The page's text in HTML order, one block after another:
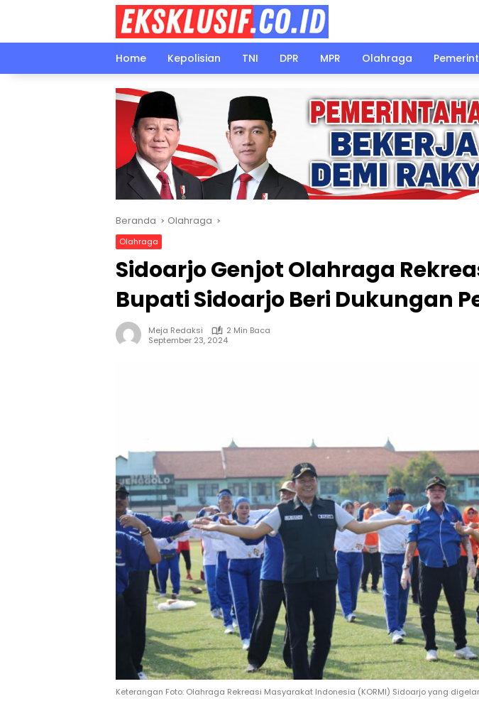
Home
Kepolisian TNI DPR MPR Olahraga
Beranda Olahraga
Olahraga
Sidoarjo Genjot Olahraga
Bupati Sidoarjo Beri Dukungan
Meja Redaksi
2 Min Baca
September 23, 2024
Keterangan Foto: Olahraga Rekreasi Masyarakat Indonesia (KORMI) Sidoarjo yang